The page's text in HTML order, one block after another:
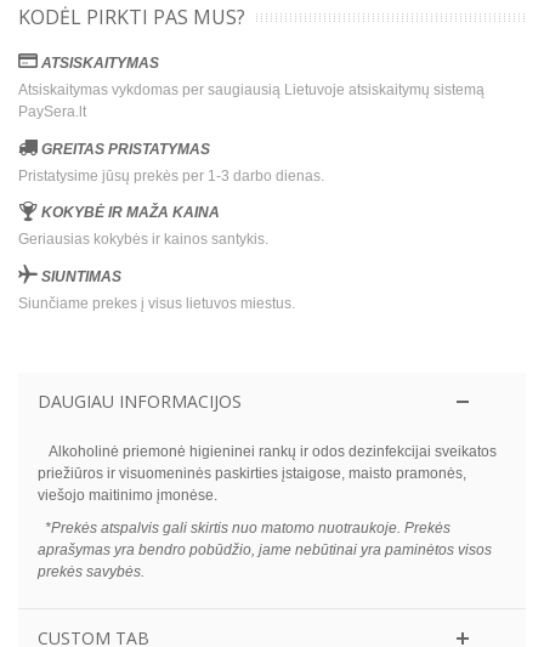
KODĖL PIRKTI PAS MUS?
ATSISKAITYMAS
Atsiskaitymas vykdomas per saugiausią Lietuvoje atsiskaitymų sistemą
PaySera.lt
GREITAS PRISTATYMAS
Pristatysime jūsų prekės per 1-3 darbo dienas.
KOKYBĖ IR MAŽA KAINA
Geriausias kokybės ir kainos santykis.
SIUNTIMAS
Siunčiame prekes į visus lietuvos miestus.
DAUGIAU INFORMACIJOS
Alkoholinė priemonė higieninei rankų ir odos dezinfekcijai sveikatos
priežiūros ir visuomeninės paskirties įstaigose, maisto pramonės,
viešojo maitinimo įmonėse.
*Prekės atspalvis gali skirtis nuo matomo nuotraukoje. Prekės
aprašymas yra bendro pobūdžio, jame nebūtinai yra paminėtos visos
prekės savybės.
CUSTOM TAB